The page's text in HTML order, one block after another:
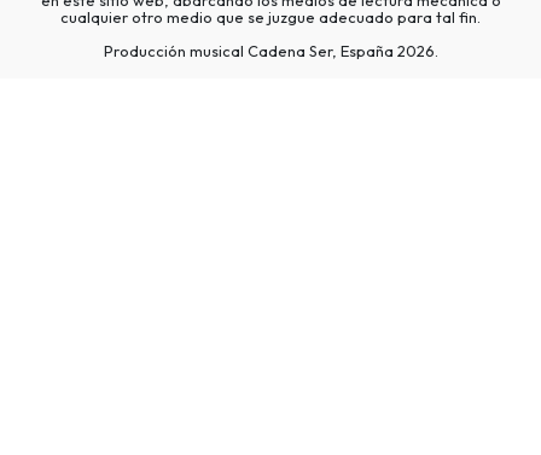
cualquier otro medio que se juzgue adecuado para tal fin.
Producción musical Cadena Ser, España 2026.